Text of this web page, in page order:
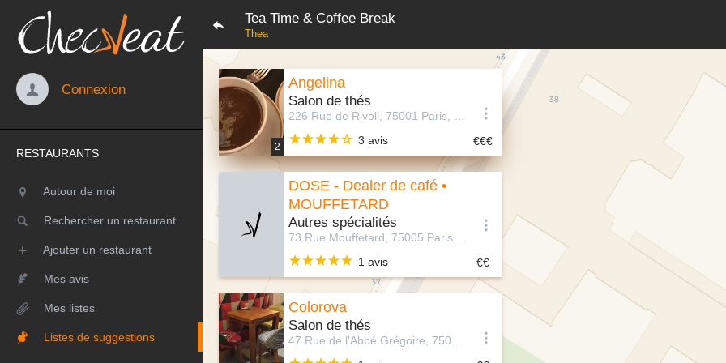
Tea Time & Coffee Break
Thea
Connexion
RESTAURANTS
Autour de moi
Rechercher un restaurant
Ajouter un restaurant
Mes avis
Mes listes
Listes de suggestions
2
Angelina
Salon de thés
3 avis
DOSE - Dealer de café •
MOUFFETARD
Autres spécialités
1 avis
Colorova
Salon de thés